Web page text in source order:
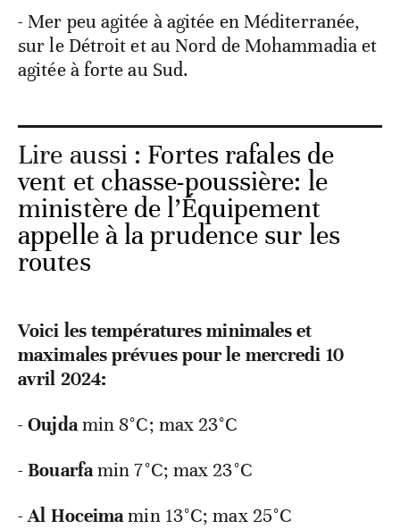
- Mer peu agitée à agitée en Méditerranée,
sur le Détroit et au Nord de Mohammadia et
agitée à forte au Sud.
Lire aussi : Fortes rafales de
vent et chasse-poussière: le
ministère de l’Équipement
appelle à la prudence sur les
routes
Voici les températures minimales et
maximales prévues pour le mercredi 10
avril 2024:
-Oujdamin 8°C; max 23°C
-Bouarfamin 7°C; max 23°C
-Al Hoceimamin 13°C; max 25°C